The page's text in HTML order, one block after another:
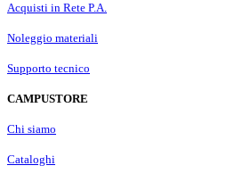
Acquisti in Rete P.A.
Noleggio materiali
Supporto tecnico
CAMPUSTORE
Chi siamo
Cataloghi